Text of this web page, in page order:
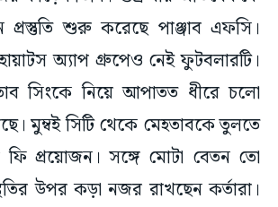
প্রস্তুতি শুরু করেছে পাঞ্জাব এফসি।
অ্যাপ গ্রুপেও নেই ফুটবলারটি।
সিংকে নিয়ে আপাতত ধীরে চলো
মুম্বই সিটি থেকে মেহতাবকে তুলতে
ফি প্রয়োজন। সঙ্গে মোটা বেতন তো
উপর কড়া নজর রাখছেন কর্তারা।